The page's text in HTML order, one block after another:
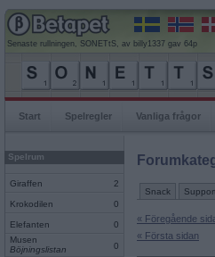
Senaste rullningen, SONETtS, av billy1337 gav 64p
Start Spelregler Vanliga frågor
Spelrum
Giraffen 2
Krokodilen 0
Elefanten
0
Musen
Böjningslistan
0
Snack Support
« Föregående
« Första sidan